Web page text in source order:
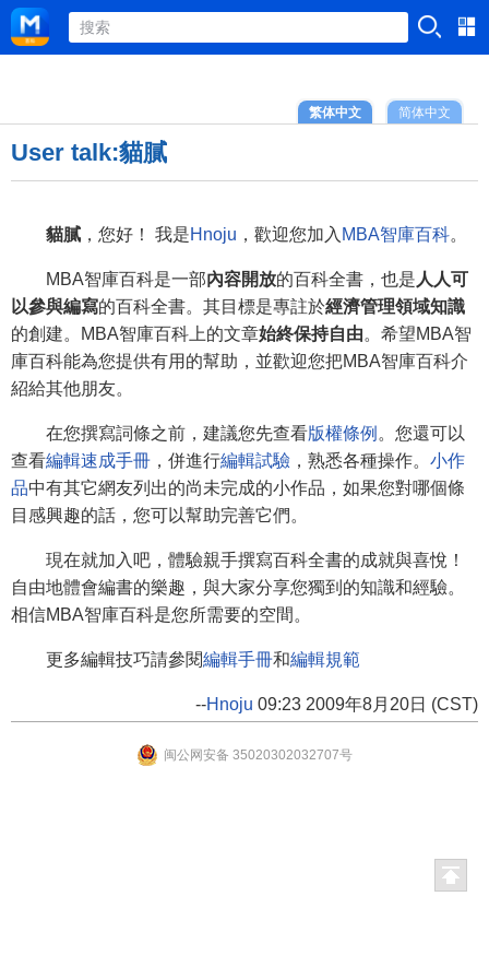
简体中文
繁体中文
User talk:貓膩
貓膩 ，您好！ 我是Hnoju ，歡迎您加入 MBA智庫百科。
MBA智庫百科是一部內容開放的百科全書，也是 人人可
以參與編寫的百科全書。其目標是專註於經濟管理領域知識
的創建。MBA智庫百科上的文章始終保持自由。希望MBA智
庫百科能為您提供有用的幫助，並歡迎您把MBA智庫百科介
紹給其他朋友。
在您撰寫詞條之前，建議您先查看版權條例 。您還可以
查看編輯速成手冊 ，併進行編輯試驗 ，熟悉各種操作。 小作
品中有其它網友列出的尚未完成的小作品，如果您對哪個條
目感興趣的話，您可以幫助完善它們。
現在就加入吧，體驗親手撰寫百科全書的成就與喜悅！
自由地體會編書的樂趣，與大家分享您獨到的知識和經驗。
相信MBA智庫百科是您所需要的空間。
更多編輯技巧請參閱編輯手冊和編輯規範
--Hnoju 09:23 2009年8月20日 (CST)
闽公网安备 35020302032707号